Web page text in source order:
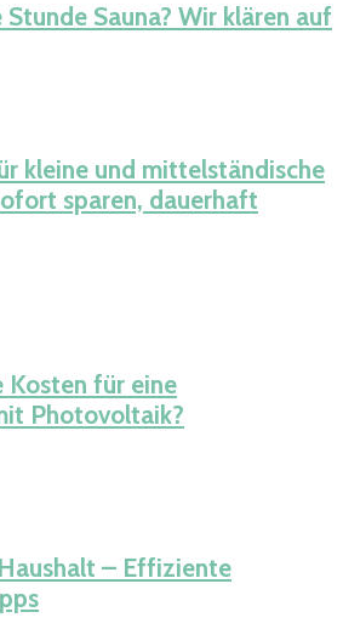
Sauna? Wir klären auf
kleine und mittelständische
sparen, dauerhaft
Kosten für eine
Photovoltaik?
– Effiziente